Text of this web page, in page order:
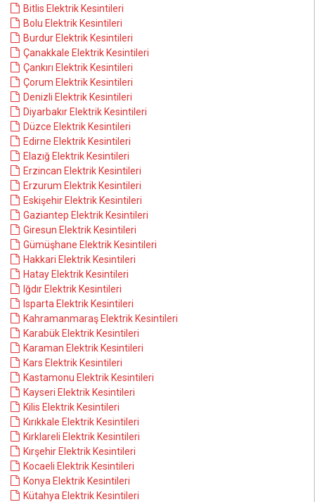
Bitlis Elektrik Kesintileri
Bolu Elektrik Kesintileri
Burdur Elektrik Kesintileri
Çanakkale Elektrik Kesintileri
Çankırı Elektrik Kesintileri
Çorum Elektrik Kesintileri
Denizli Elektrik Kesintileri
Diyarbakır Elektrik Kesintileri
Düzce Elektrik Kesintileri
Edirne Elektrik Kesintileri
Elazığ Elektrik Kesintileri
Erzincan Elektrik Kesintileri
Erzurum Elektrik Kesintileri
Eskişehir Elektrik Kesintileri
Gaziantep Elektrik Kesintileri
Giresun Elektrik Kesintileri
Gümüşhane Elektrik Kesintileri
Hakkari Elektrik Kesintileri
Hatay Elektrik Kesintileri
Iğdır Elektrik Kesintileri
Isparta Elektrik Kesintileri
Kahramanmaraş Elektrik Kesintileri
Karabük Elektrik Kesintileri
Karaman Elektrik Kesintileri
Kars Elektrik Kesintileri
Kastamonu Elektrik Kesintileri
Kayseri Elektrik Kesintileri
Kilis Elektrik Kesintileri
Kırıkkale Elektrik Kesintileri
Kırklareli Elektrik Kesintileri
Kırşehir Elektrik Kesintileri
Kocaeli Elektrik Kesintileri
Konya Elektrik Kesintileri
Kütahya Elektrik Kesintileri